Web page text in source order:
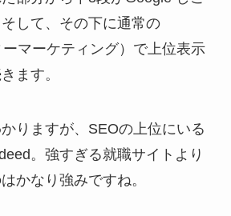
して、その下に通常の
マーケティング）で上位表示
ます。
りますが、SEOの上位にいる
。強すぎる就職サイトより
かなり強みですね。